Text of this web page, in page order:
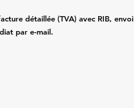
détaillée (TVA) avec RIB, envoi
par e-mail.